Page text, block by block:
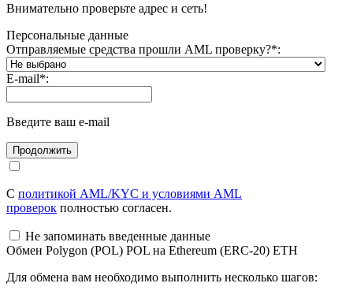
Внимательно проверьте адрес и сеть!
Персональные данные
Отправляемые средства прошли AML проверку?*:
E-mail*:
Введите ваш e-mail
С политикой AML/KYC и условиями AML
проверок полностью согласен.
Не запоминать введенные данные
Обмен Polygon (POL) POL на Ethereum (ERC-20) ETH
Для обмена вам необходимо выполнить несколько шагов: